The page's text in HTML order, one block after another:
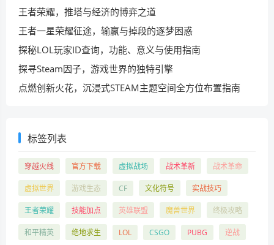
王者荣耀，推塔与经济的博弈之道
王者一星荣耀征途，输赢与掉段的逐梦困惑
探秘LOL玩家ID查询，功能、意义与使用指南
探寻Steam因子，游戏世界的独特引擎
点燃创新火花，沉浸式STEAM主题空间全方位布置指南
标签列表
穿越火线 官方下载 虚拟战场 战术革新 战术革命
虚拟世界 游戏生态 CF 文化符号 实战技巧
王者荣耀 技能加点 英雄联盟 魔兽世界 终极攻略
和平精英 绝地求生 LOL CSGO PUBG 逆战